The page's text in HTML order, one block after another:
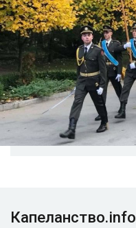
Капеланство.info